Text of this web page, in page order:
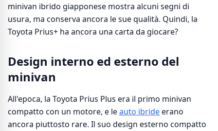
minivan ibrido giapponese mostra alcuni segni di
usura, ma conserva ancora le sue qualità. Quindi, la
Toyota Prius+ ha ancora una carta da giocare?
Design interno ed esterno del
minivan
All'epoca, la Toyota Prius Plus era il primo minivan
compatto con un motore, e leauto ibrideerano
ancora piuttosto rare. Il suo design esterno compatto